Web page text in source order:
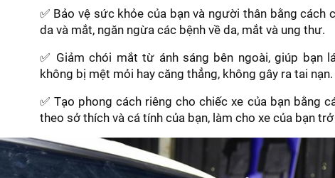
✅ Bảo vệ sức khỏe của bạn và người thân bằng cách
da và mắt, ngăn ngừa các bệnh về da, mắt và ung thư.
✅ Giảm chói mắt từ ánh sáng bên ngoài, giúp bạn
không bị mệt mỏi hay căng thẳng, không gây ra tai nạn.
✅ Tạo phong cách riêng cho chiếc xe của bạn bằng
theo sở thích và cá tính của bạn, làm cho xe của bạn